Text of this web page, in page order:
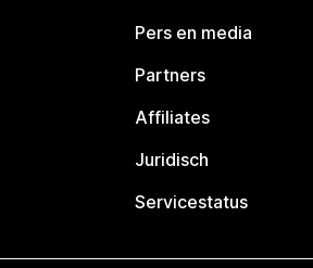
Pers en media
Partners
Affiliates
Juridisch
Servicestatus